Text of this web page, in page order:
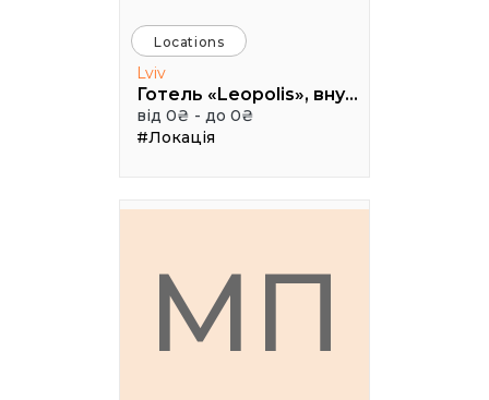
Locations
Lviv
Готель «Leopolis», внутрішній дворик, вул. Театральна, 16, м. Львів
від 0₴ - до 0₴
#Локація
МП